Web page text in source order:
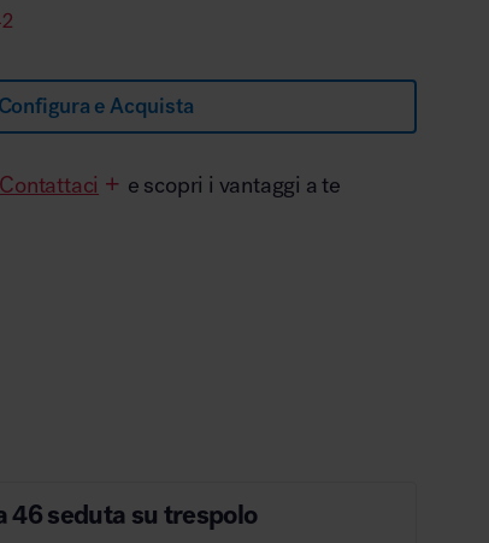
Configura e Acquista
Contattaci
e scopri i vantaggi a te
46 seduta su trespolo